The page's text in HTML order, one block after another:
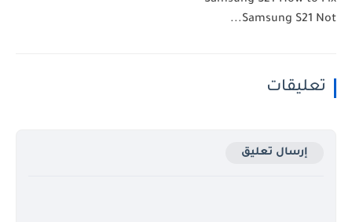
Samsung S21 Not...
تعليقات
إرسال تعليق